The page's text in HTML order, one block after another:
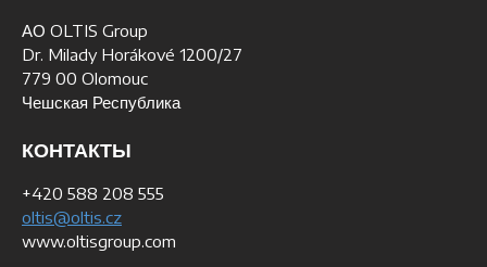
АО OLTIS Group
Dr. Milady Horákové 1200/27
779 00 Olomouc
Чешская Республика
КОНТАКТЫ
+420 588 208 555
oltis@oltis.cz
www.oltisgroup.com